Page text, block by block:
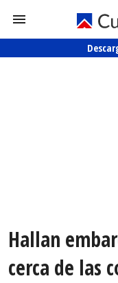
Hallan
cerca de las